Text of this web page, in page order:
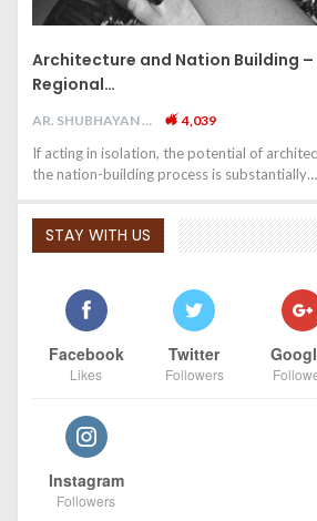
Architecture and Nation Building
Regional…
AR. SHUBHAYAN M 4,039
If acting in isolation, the potential of
the nation-building process is substantially…
STAY WITH US
Facebook
Likes
Twitter
Followers
Instagram
Followers